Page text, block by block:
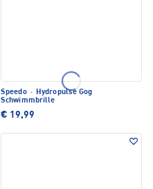
Speedo · Hydropulse Gog
Schwimmbrille
€ 19,99